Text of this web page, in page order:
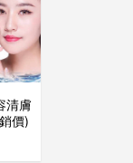
清膚
價)